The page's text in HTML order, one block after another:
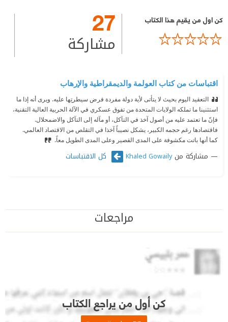
كن اول من يقيم هذا الكتاب 27
مشاركة
اقتباسات من كتاب العولمة والديمقراطية والإرهاب
التعقيد اليوم بحيث لا يتأتى لأية دولة مفردة فرض سيطرتِها عليه. ويرى أنه إذا ما
استثنينا ما تملكه الولايات المتحدة من تفوق عسكري في الآلة الحربية العالية التقنية،
فإنّ ما تعتمد عليه من أصول آخذ في التآكل، أو مآله إلى التآكل والاضمحلال.
فاقتصادها رغم حجمه الكبير، يشكل نصيباً آخذا في التقلص من الاقتصاد العالمي.
كما أنها باتت مكشوفة على المدى القصير وعلى المدى الطويل معاً.
مشاركة منKhaled Gowaily كل الاقتباسات
مراجعات
كن أول من يراجع الكتاب